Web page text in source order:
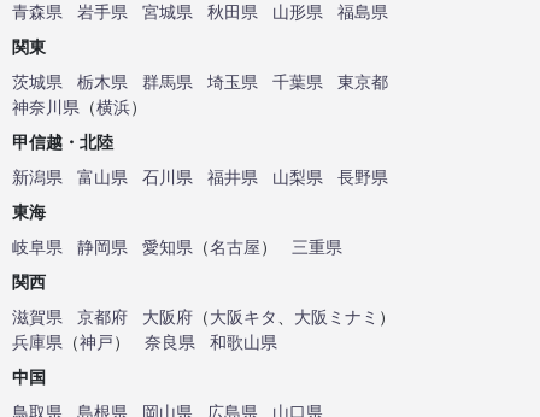
青森県
岩手県 宮城県 秋田県 山形県
福島県
関東
茨城県
栃木県 群馬県 埼玉県 千葉県
東京都
神奈川県 （横浜）
甲信越・北陸
新潟県
富山県 石川県 福井県 山梨県
長野県
東海
岐阜県
静岡県 愛知県 （名古屋）
三重県
関西
滋賀県
京都府 大阪府 （大阪キタ 大阪ミナミ ）
兵庫県 （神戸） 奈良県
和歌山県
中国
鳥取県
島根県 岡山県 広島県
山口県